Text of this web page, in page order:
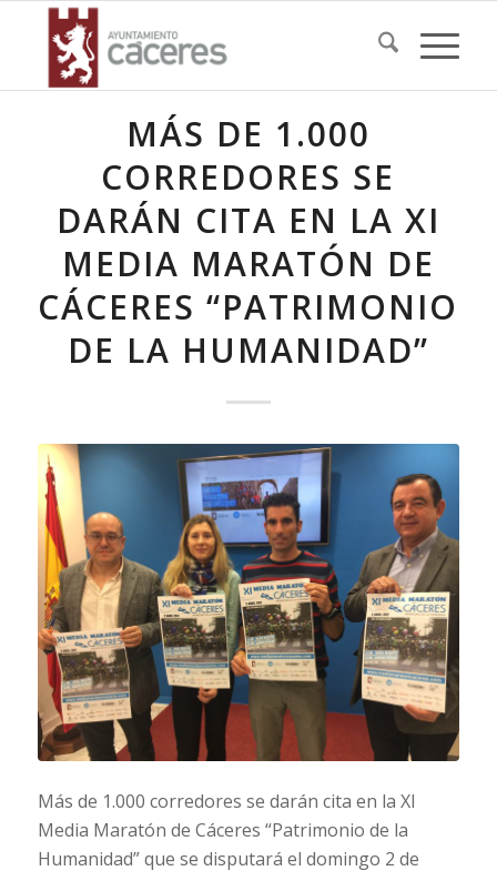
MÁS DE 1.000
CORREDORES SE
DARÁN CITA EN LA XI
MEDIA MARATÓN DE
CÁCERES “PATRIMONIO
DE LA HUMANIDAD”
Más de 1.000 corredores se darán cita en la XI
Media Maratón de Cáceres “Patrimonio de la
Humanidad” que se disputará el domingo 2 de